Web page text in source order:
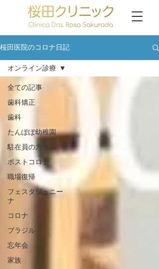
桜田医院のコロナ日記
全ての記事
歯科矯正
歯科
たんぽぽ幼稚園
駐在員の方々へ
ポストコロナ
職場復帰
フェスタジュニー
ナ
コロナ
ブラジル
忘年会
家族
オンライン診療